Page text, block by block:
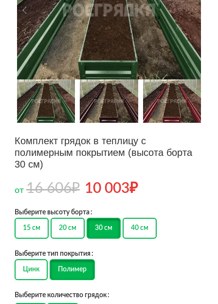
Комплект грядок в теплицу с
полимерным покрытием (высота борта
30 см)
от 16 606₽ 10 003₽
Выберите высоту борта
15 см 20 см 30 см 40 см
Выберите тип покрытия
Цинк Полимер
Выберите количество грядок